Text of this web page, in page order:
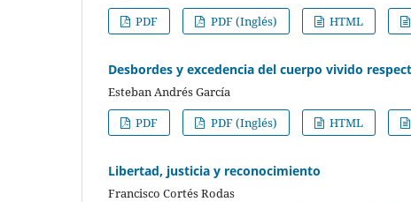
PDF
PDF (Inglés) HTML
Desbordes y excedencia del cuerpo vivido
Esteban Andrés García
PDF
PDF (Inglés) HTML
Libertad, justicia y reconocimiento
Francisco Cortés Rodas